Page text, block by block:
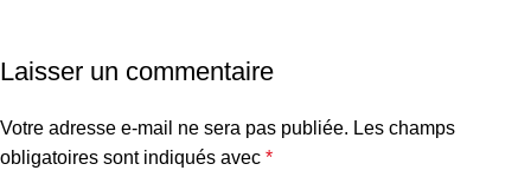
Laisser un commentaire
Votre adresse e-mail ne sera pas publiée. Les champs
obligatoires sont indiqués avec *